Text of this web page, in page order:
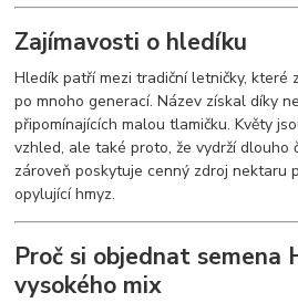
Zajímavosti o hledíku
Hledík patří mezi tradiční letničky, které
po mnoho generací. Název získal díky
připomínajících malou tlamičku. Květy
vzhled, ale také proto, že vydrží dlouho
zároveň poskytuje cenný zdroj nektaru
opylující hmyz.
Proč si objednat semena
vysokého mix